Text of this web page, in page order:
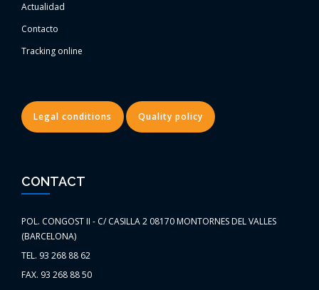
Actualidad
Contacto
Tracking online
Legal conditions Quality policy
CONTACT
POL. CONGOST II - C/ CASILLA 2 08170 MONTORNES DEL VALLES
(BARCELONA)
TEL. 93 268 88 62
FAX. 93 268 88 50